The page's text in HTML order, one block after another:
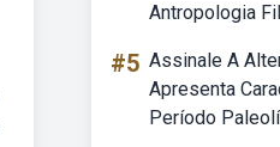
Antropologia
#5 Assinale A
Apresenta
Período